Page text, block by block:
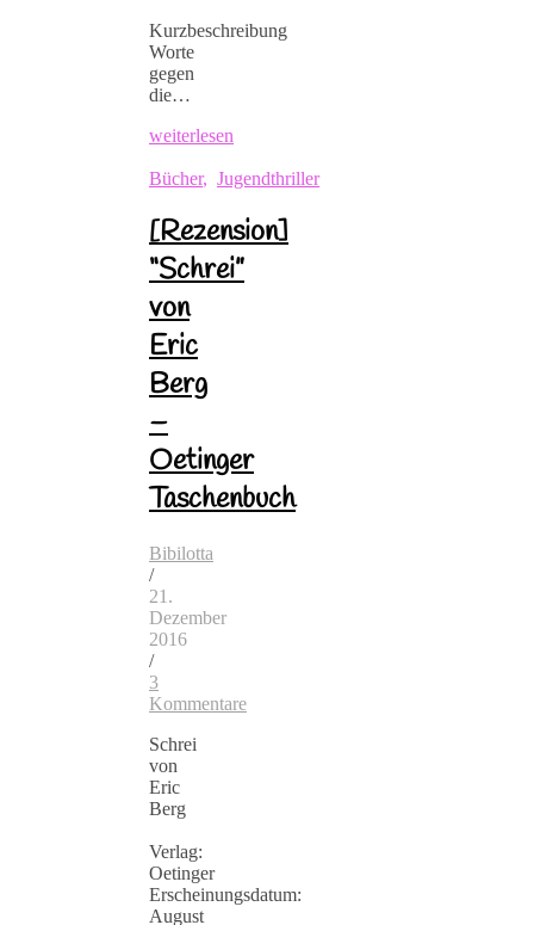
Kurzbeschreibung
Worte
gegen
die…
weiterlesen
Bücher, Jugendthriller
[Rezension]
“Schrei”
von
Eric
Berg
–
Oetinger
Taschenbuch
Bibilotta
/
21.
Dezember
2016
/
3
Kommentare
Schrei
von
Eric
Berg
Verlag:
Oetinger
Erscheinungsdatum:
August